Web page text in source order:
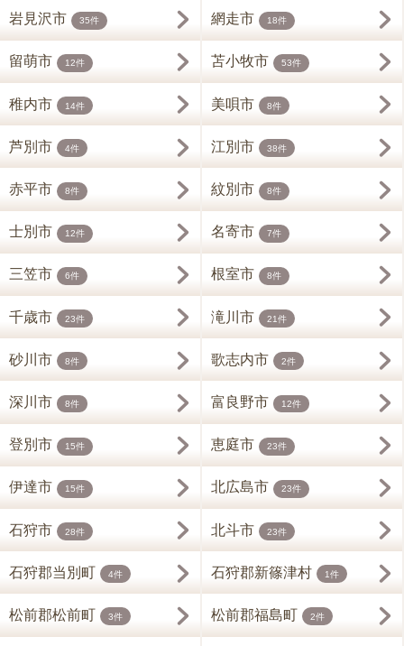
岩見沢市 35件 網走市 18件
留萌市 12件 苫小牧市 53件
稚内市 14件 美唄市 8件
芦別市 4件 江別市 38件
赤平市 8件 紋別市 8件
士別市 12件 名寄市 7件
三笠市 6件 根室市 8件
千歳市 23件 滝川市 21件
砂川市 8件 歌志内市 2件
深川市 8件 富良野市 12件
登別市 15件 恵庭市 23件
伊達市 15件 北広島市 23件
石狩市 28件 北斗市 23件
石狩郡当別町 4件 石狩郡新篠津村 1件
松前郡松前町 3件 松前郡福島町 2件